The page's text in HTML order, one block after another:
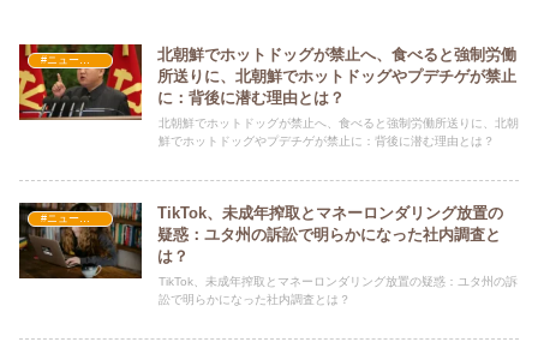
#ニュース・社会・コラム
北朝鮮でホットドッグが禁止へ、食べると強制労働
所送りに、北朝鮮でホットドッグやプデチゲが禁止
に：背後に潜む理由とは？
北朝鮮でホットドッグが禁止へ、食べると強制労働所送りに、北朝
鮮でホットドッグやプデチゲが禁止に：背後に潜む理由とは？
TikTok、未成年搾取とマネーロンダリング放置の
疑惑：ユタ州の訴訟で明らかになった社内調査と
は？
TikTok、未成年搾取とマネーロンダリング放置の疑惑：ユタ州の訴
訟で明らかになった社内調査とは？